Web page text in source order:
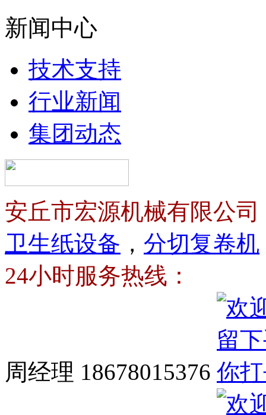
新闻中心
技术支持
行业新闻
集团动态
安丘市宏源机械有限公司
卫生纸设备 ， 分切复卷机
24小时服务热线：
周经理 18678015376